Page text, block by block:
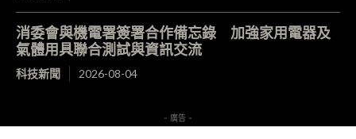
消委會與機電署簽署合作備忘錄 加強家用電器及
氣體用具聯合測試與資訊交流
科技新聞 2026-08-04
- 廣告 -